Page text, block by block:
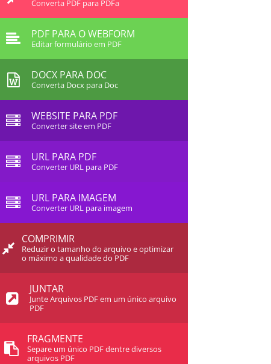
Converta PDF para PDFa
PDF PARA O WEBFORM
Editar formulário em PDF
DOCX PARA DOC
Converta Docx para Doc
WEBSITE PARA PDF
Converter site em PDF
URL PARA PDF
Converter URL para PDF
URL PARA IMAGEM
Converter URL para imagem
COMPRIMIR
Reduzir o tamanho do arquivo e optimizar
o máximo a qualidade do PDF
JUNTAR
Junte Arquivos PDF em um único arquivo
PDF
FRAGMENTE
Separe um único PDF dentre diversos
arquivos PDF